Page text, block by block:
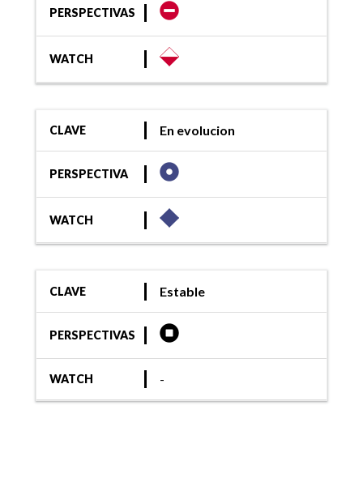
PERSPECTIVAS
WATCH
CLAVE En evolucion
PERSPECTIVA
WATCH
CLAVE Estable
PERSPECTIVAS
WATCH -